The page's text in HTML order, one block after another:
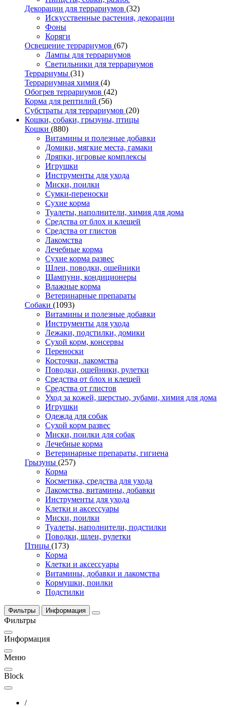
Декорации для террариумов (32)
Искусственные растения, декорации
Фоны
Коряги
Освещение террариумов (67)
Лампы для террариумов
Светильники для террариумов
Террариумы (31)
Террариумная химия (4)
Обогрев террариумов (42)
Корма для рептилий (56)
Субстраты для террариумов (20)
Кошки, собаки, грызуны, птицы
Кошки (880)
Витамины и полезные добавки
Домики, мягкие места, гамаки
Дряпки, игровые комплексы
Игрушки
Инструменты для ухода
Миски, поилки
Сумки-переноски
Сухие корма
Туалеты, наполнители, химия для дома
Средства от блох и клещей
Средства от глистов
Лакомства
Лечебные корма
Сухие корма развес
Шлеи, поводки, ошейники
Шампуни, кондиционеры
Влажные корма
Ветеринарные препараты
Собаки (1093)
Витамины и полезные добавки
Инструменты для ухода
Лежаки, подстилки, домики
Сухой корм, консервы
Переноски
Косточки, лакомства
Поводки, ошейники, рулетки
Средства от блох и клещей
Средства от глистов
Уход за кожей, шерстью, зубами, химия для дома
Игрушки
Одежда для собак
Сухой корм развес
Миски, поилки для собак
Лечебные корма
Ветеринарные препараты, гигиена
Грызуны (257)
Корма
Косметика, средства для ухода
Лакомства, витамины, добавки
Инструменты для ухода
Клетки и аксессуары
Миски, поилки
Туалеты, наполнители, подстилки
Поводки, шлеи, рулетки
Птицы (173)
Корма
Клетки и аксессуары
Витамины, добавки и лакомства
Кормушки, поилки
Подстилки
Фильтры Информация
Фильтры
Информация
Меню
Block
/